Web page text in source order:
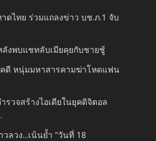
ดไทย ร่วมแถลงข่าว บช.ภ.1 จับ
ลังพบแชทลับเมียคุยกับชายชู้
ดี หนุ่มมหาสารคามฆ่าโหดแฟน
วจสร้างไอเดียในยุคดิจิตอล
ลวง...เน้นย้ำ “วันที่ 18